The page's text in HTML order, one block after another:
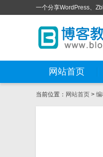
一个分享WordPress、
网站首页
当前位置： 网站首页 > 编